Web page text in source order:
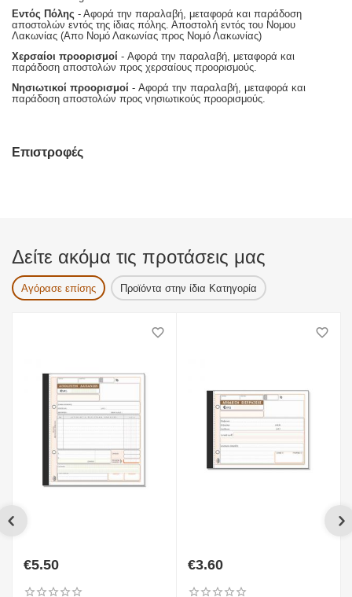
Εντός Πόλης - Αφορά την παραλαβή, μεταφορά και παράδοση
αποστολών εντός της ίδιας πόλης. Αποστολή εντός του Νομου
Λακωνίας (Απο Νομό Λακωνίας προς Νομό Λακωνίας)
Χερσαίοι προορισμοί - Αφορά την παραλαβή, μεταφορά και
παράδοση αποστολών προς χερσαίους προορισμούς.
Νησιωτικοί προορισμοί - Αφορά την παραλαβή, μεταφορά και
παράδοση αποστολών προς νησιωτικούς προορισμούς.
Επιστροφές
Δείτε ακόμα τις προτάσεις μας
Αγόρασε επίσης Προϊόντα στην ίδια Κατηγορία
€5.50 €3.60